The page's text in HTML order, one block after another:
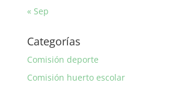
« Sep
Categorías
Comisión deporte
Comisión huerto escolar